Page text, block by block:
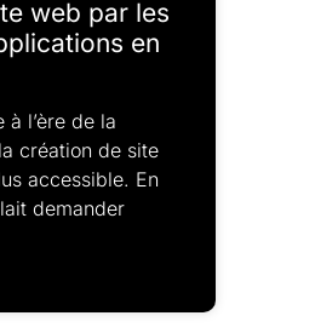
web par les
en
l’ère de la
création de site
accessible. En
demander